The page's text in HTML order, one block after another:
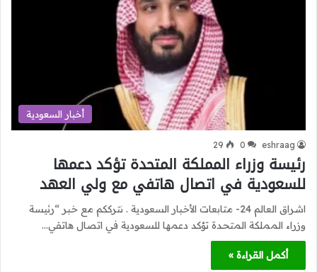
أخبار السعودية
eshraag
0
29
رئيسة وزراء المملكة المتحدة تؤكد دعمها
للسعودية في اتصال هاتفي مع ولي العهد
اشراق العالم 24- متابعات الأخبار السعودية . نترككم مع خبر “رئيسة
وزراء المملكة المتحدة تؤكد دعمها للسعودية في اتصال هاتفي…
أكمل القراءة »